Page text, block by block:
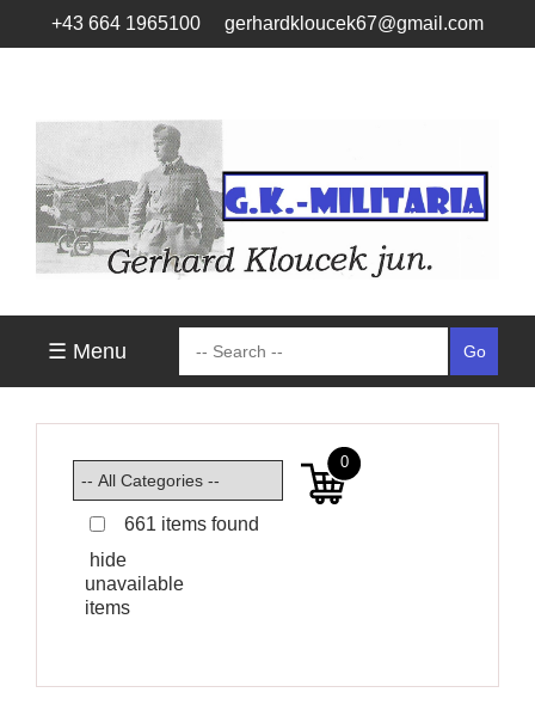
+43 664 1965100 gerhardkloucek67@gmail.com
☰ Menu
661 items found
hide
unavailable
items
0